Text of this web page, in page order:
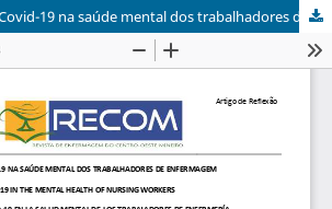
Repercussões da Covid-19 na saúde mental dos trabalhadores de enfermagem